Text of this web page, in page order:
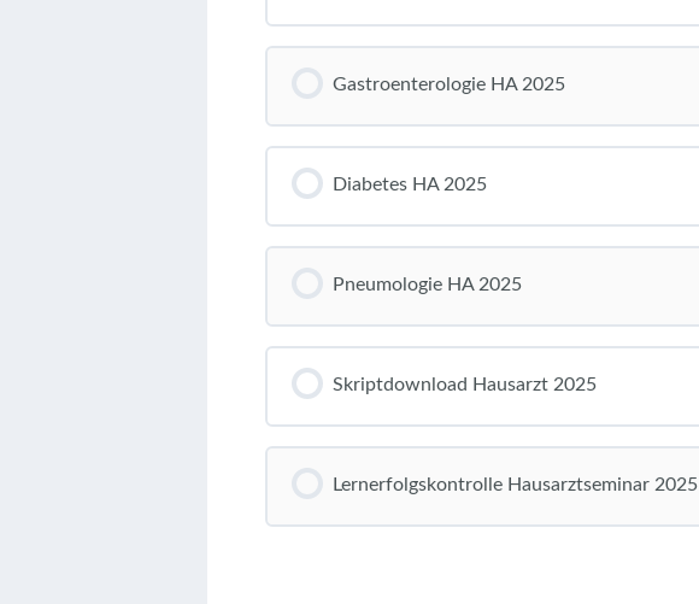
Gastroenterologie HA 2025
Diabetes HA 2025
Pneumologie HA 2025
Skriptdownload Hausarzt 2025
Lernerfolgskontrolle Hausarztseminar 2025